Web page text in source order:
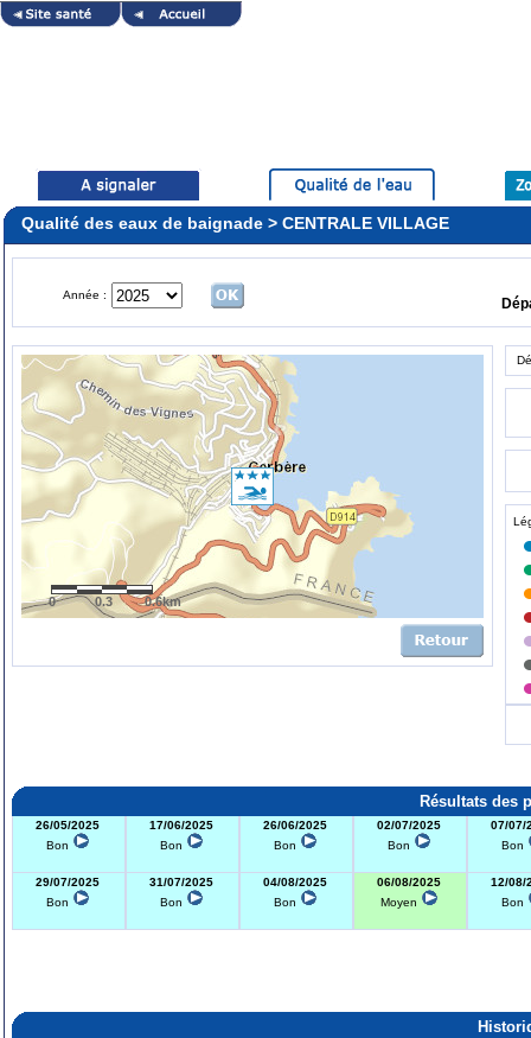
Qualité des eaux de baignade > CENTRALE VILLAGE
Année :
0 0.3 0.6km
Résultats des
26/05/2025
Bon
17/06/2025
Bon
26/06/2025
Bon
02/07/2025
Bon
07/07/
Bon
29/07/2025
Bon
31/07/2025
Bon
04/08/2025
Bon
06/08/2025
Moyen
12/08/
Bon